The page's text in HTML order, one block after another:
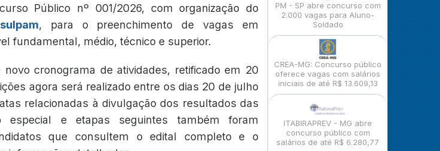
Público nº 001/2026, com organização do
, para o preenchimento de vagas em
fundamental, médio, técnico e superior.
novo cronograma de atividades, retificado em 20
agora será realizado entre os dias 20 de julho
relacionadas à divulgação dos resultados das
especial e etapas seguintes também foram
que consultem o edital completo e o
PM - SP abre concurso com
2.000 vagas para Aluno-
Soldado
CREA-MG: Concurso público
oferece vagas com salários
iniciais de até R$ 13.609,13
ITABIRAPREV - MG abre
concurso público com
salários de até R$ 6.280,77